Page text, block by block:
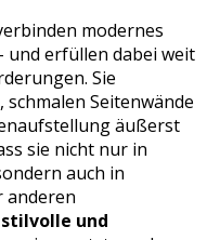
modernes
und erfüllen dabei weit
Sie
Seitenwände
äußerst
sie nicht nur in
auch in
anderen
stilvolle und